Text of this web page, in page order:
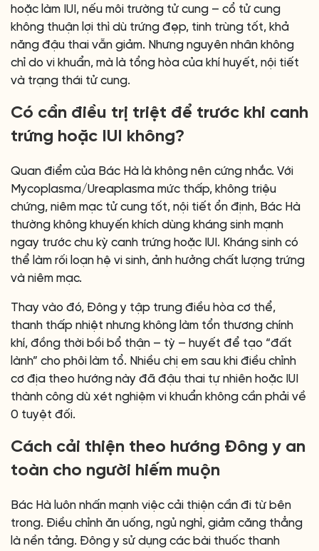
hoặc làm IUI, nếu môi trường tử cung – cổ tử cung
không thuận lợi thì dù trứng đẹp, tinh trùng tốt, khả
năng đậu thai vẫn giảm. Nhưng nguyên nhân không
chỉ do vi khuẩn, mà là tổng hòa của khí huyết, nội tiết
và trạng thái tử cung.
Có cần điều trị triệt để trước khi canh
trứng hoặc IUI không?
Quan điểm của Bác Hà là không nên cứng nhắc. Với
Mycoplasma/Ureaplasma mức thấp, không triệu
chứng, niêm mạc tử cung tốt, nội tiết ổn định, Bác Hà
thường không khuyến khích dùng kháng sinh mạnh
ngay trước chu kỳ canh trứng hoặc IUI. Kháng sinh có
thể làm rối loạn hệ vi sinh, ảnh hưởng chất lượng trứng
và niêm mạc.
Thay vào đó, Đông y tập trung điều hòa cơ thể,
thanh thấp nhiệt nhưng không làm tổn thương chính
khí, đồng thời bồi bổ thận – tỳ – huyết để tạo “đất
lành” cho phôi làm tổ. Nhiều chị em sau khi điều chỉnh
cơ địa theo hướng này đã đậu thai tự nhiên hoặc IUI
thành công dù xét nghiệm vi khuẩn không cần phải về
0 tuyệt đối.
Cách cải thiện theo hướng Đông y an
toàn cho người hiếm muộn
Bác Hà luôn nhấn mạnh việc cải thiện cần đi từ bên
trong. Điều chỉnh ăn uống, ngủ nghỉ, giảm căng thẳng
là nền tảng. Đông y sử dụng các bài thuốc thanh